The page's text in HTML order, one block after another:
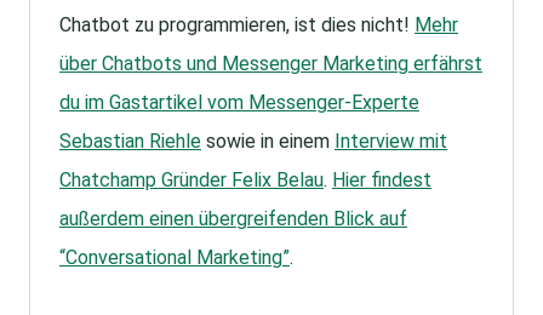
Chatbot zu programmieren, ist dies nicht! Mehr
über Chatbots und Messenger Marketing erfährst
du im Gastartikel vom Messenger-Experte
Sebastian Riehle sowie in einem Interview mit
Chatchamp Gründer Felix Belau. Hier findest
außerdem einen übergreifenden Blick auf
“Conversational Marketing”.